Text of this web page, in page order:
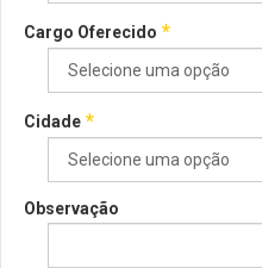
Cargo Oferecido *
Cidade *
Observação